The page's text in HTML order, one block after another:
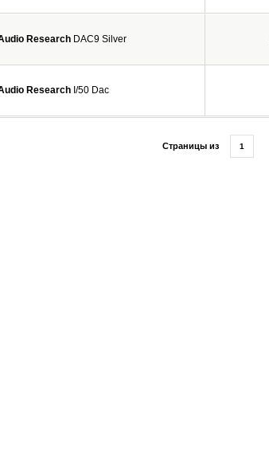
Research DAC9 Silver
Research I/50 Dac
Страницы из 1